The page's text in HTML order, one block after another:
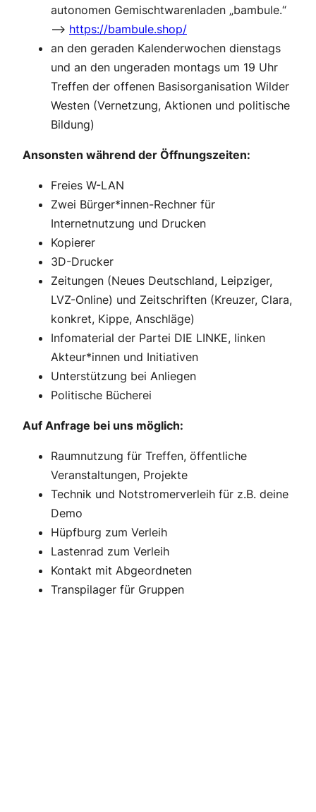
autonomen Gemischtwarenladen „bambule.“
–> https://bambule.shop/
an den geraden Kalenderwochen dienstags
und an den ungeraden montags um 19 Uhr
Treffen der offenen Basisorganisation Wilder
Westen (Vernetzung, Aktionen und politische
Bildung)
Ansonsten während der Öffnungszeiten:
Freies W-LAN
Zwei Bürger*innen-Rechner für
Internetnutzung und Drucken
Kopierer
3D-Drucker
Zeitungen (Neues Deutschland, Leipziger,
LVZ-Online) und Zeitschriften (Kreuzer, Clara,
konkret, Kippe, Anschläge)
Infomaterial der Partei DIE LINKE, linken
Akteur*innen und Initiativen
Unterstützung bei Anliegen
Politische Bücherei
Auf Anfrage bei uns möglich:
Raumnutzung für Treffen, öffentliche
Veranstaltungen, Projekte
Technik und Notstromerverleih für z.B. deine
Demo
Hüpfburg zum Verleih
Lastenrad zum Verleih
Kontakt mit Abgeordneten
Transpilager für Gruppen